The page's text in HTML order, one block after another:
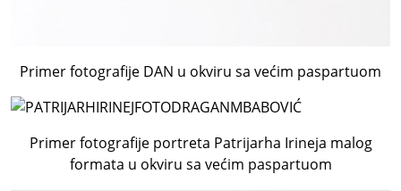
Primer fotografije DAN u okviru sa većim paspartuom
Primer fotografije portreta Patrijarha Irineja malog
formata u okviru sa većim paspartuom